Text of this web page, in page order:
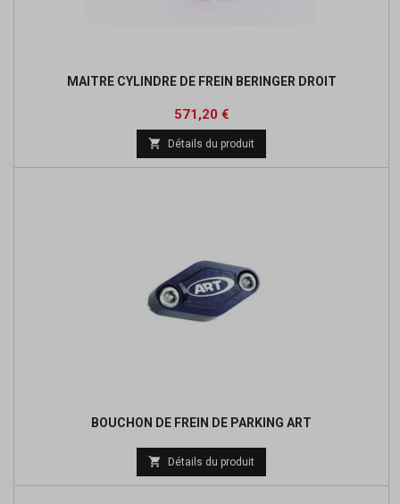
MAITRE CYLINDRE DE FREIN BERINGER DROIT
Prix
571,20 €Prix
de
base
 Détails du produit
BOUCHON DE FREIN DE PARKING ART
Prix
de
 Détails du produit